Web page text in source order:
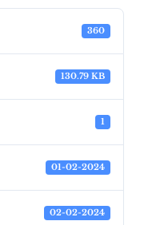
360
130.79 KB
1
01-02-2024
02-02-2024